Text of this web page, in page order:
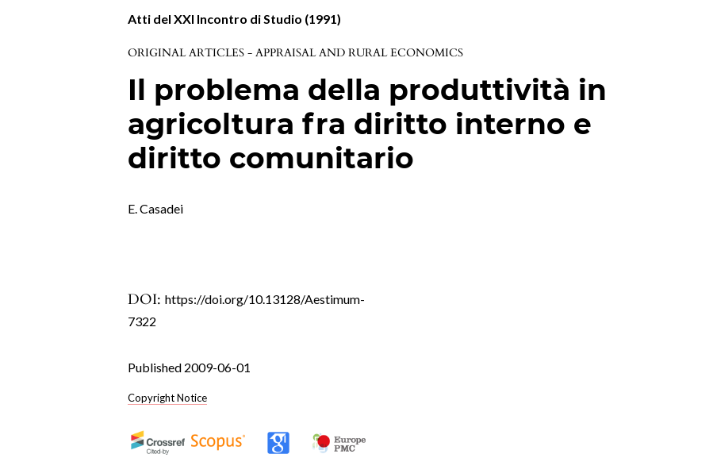
Atti del XXI Incontro di Studio (1991)
ORIGINAL ARTICLES - APPRAISAL AND RURAL ECONOMICS
Il problema della produttività in
agricoltura fra diritto interno e
diritto comunitario
E. Casadei
DOI:https://doi.org/10.13128/Aestimum-
7322
Published 2009-06-01
Copyright Notice